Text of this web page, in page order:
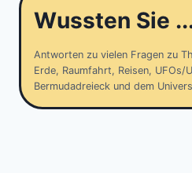
Wussten Sie
Antworten zu vielen Fragen zu
Erde, Raumfahrt, Reisen, UFOs/
Bermudadreieck und dem